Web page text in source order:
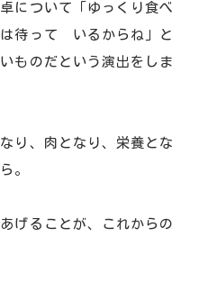
について「ゆっくり食べ
待って いるからね」と
ものだという演出をしま
り、肉となり、栄養とな
。
げることが、これからの